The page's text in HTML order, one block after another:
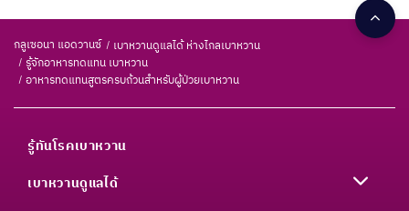
กลูเซอนา แอดวานซ์
เบาหวานดูแลได้ ห่างไกลเบาหวาน
รู้จักอาหารทดแทน เบาหวาน
อาหารทดแทนสูตรครบถ้วนสำหรับผู้ป่วยเบาหวาน
รู้ทันโรคเบาหวาน
เบาหวานดูแลได้